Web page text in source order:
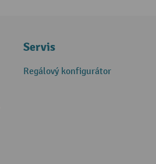
Servis
Regálový konfigurátor